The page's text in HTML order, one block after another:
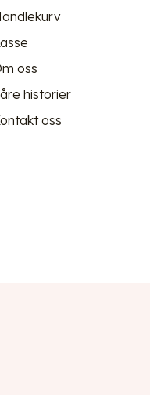
oss
historier
oss